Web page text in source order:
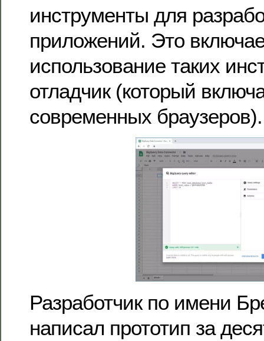
инструменты для
приложений. Это
использование таких
отладчик (который
современных браузеров).
Разработчик по имени
написал прототип за